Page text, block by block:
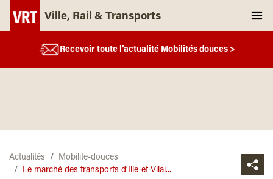
Ville, Rail & Transports
Recevoir toute l’actualité Mobilités douces >
Actualités
Mobilite-douces
Le marché des transports d’Ille-et-Vilai...